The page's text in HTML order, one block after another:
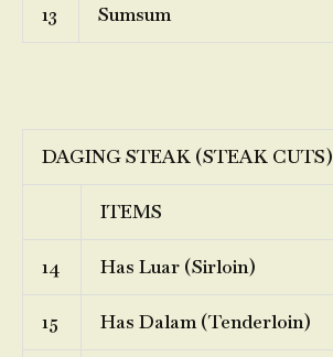
13 Sumsum
DAGING STEAK (STEAK CUTS)
ITEMS
14 Has Luar (Sirloin)
15 Has Dalam (Tenderloin)